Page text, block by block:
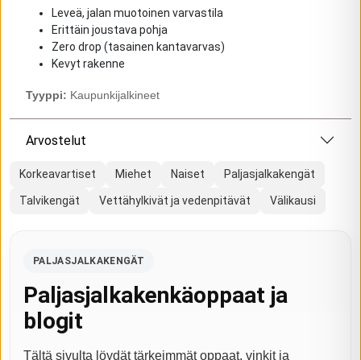
Leveä, jalan muotoinen varvastila
Erittäin joustava pohja
Zero drop (tasainen kantavarvas)
Kevyt rakenne
Tyyppi: Kaupunkijalkineet
Arvostelut
Korkeavartiset Miehet Naiset Paljasjalkakengät
Talvikengät Vettähylkivät ja vedenpitävät Välikausi
PALJASJALKAKENGÄT
Paljasjalkakenkäoppaat ja
blogit
Tältä sivulta löydät tärkeimmät oppaat, vinkit ja